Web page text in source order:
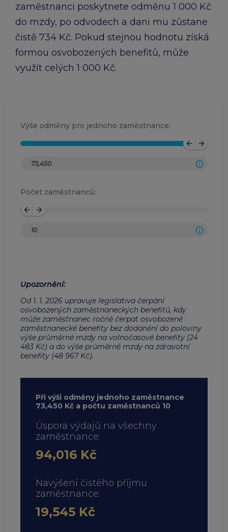
zaměstnanci poskytnete odměnu 1 000 Kč
do mzdy, po odvodech a dani mu zůstane
čistě 734 Kč. Pokud stejnou hodnotu získá
formou osvobozených benefitů, může
využít celých 1 000 Kč.
Výše odměny pro jednoho zaměstnance:
arrow_back arrow_forward
Počet zaměstnanců:
arrow_back arrow_forward
Upozornění:
Od 1. 1. 2026 upravuje legislativa čerpání
osvobozených zaměstnaneckých benefitů, kdy
může zaměstnanec ročně čerpat osvobozené
zaměstnanecké benefity bez dodanění do poloviny
výše průměrné mzdy na volnočasové benefity (24
483 Kč) a do výše průměrné mzdy na zdravotní
benefity (48 967 Kč).
Při výši odměny jednoho zaměstnance
73,450 Kč a počtu zaměstnanců 10
Úspora výdajů na všechny
zaměstnance:
94,016 Kč
Navýšení čistého příjmu
zaměstnance:
19,545 Kč